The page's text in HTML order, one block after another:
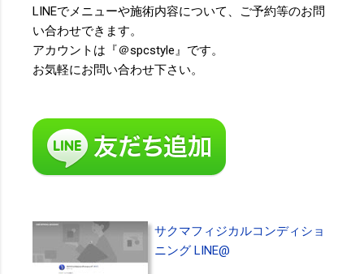
LINEでメニューや施術内容について、ご予約等のお問
い合わせできます。
アカウントは『＠spcstyle』です。
お気軽にお問い合わせ下さい。
サクマフィジカルコンディショ
ニング LINE@